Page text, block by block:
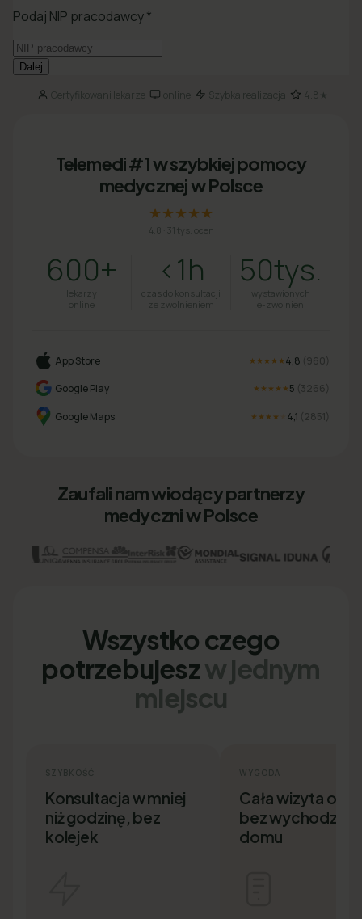
Certyfikowani lekarze· online· Szybka realizacja 4.8★
Telemedi #1 w szybkiej pomocy
medycznej w Polsce
★★★★★
4.8 31 tys. ocen
600+
lekarzy
online
<1h
czas do konsultacji
ze zwolnieniem
50tys.
wystawionych
e-zwolnień
App Store ★★★★★ 4,8 (960
Google Play
★★★★★ 5 (3266
Google Maps ★★★★ 4,1 (2851
Zaufali nam wiodący partnerzy
medyczni w Polsce
Wszystko czego
potrzebujeszw jednym
miejscu
SZYBKOŚĆ
Konsultacja w mniej
niż godzinę, bez
kolejek
WYGODA
Cała wizyta
bez
domu